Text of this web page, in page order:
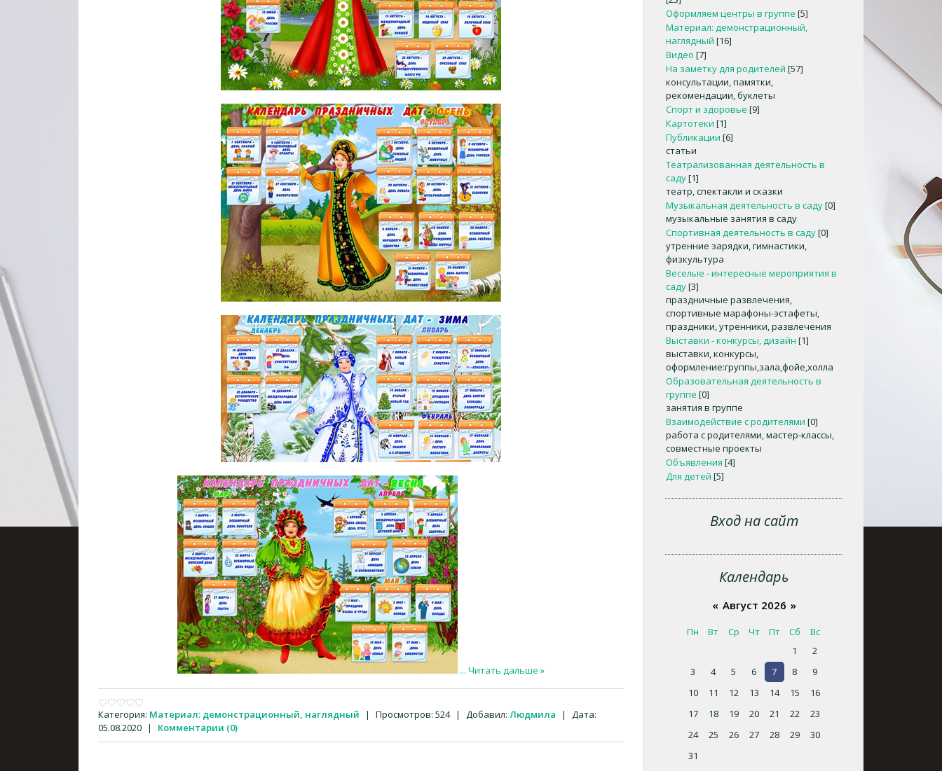
... Читать дальше »
Категория: Материал: демонстрационный, наглядный | Просмотров: 524 | Добавил: Людмила |
Дата:
05.08.2020 | Комментарии (0)
Оформляем центры в группе [5]
Материал: демонстрационный,
наглядный [16]
Видео [7]
На заметку для родителей [57]
консультации, памятки,
рекомендации, буклеты
Спорт и здоровье [9]
Картотеки [1]
Публикации [6]
статьи
Театрализованная деятельность в
саду[1]
театр, спектакли и сказки
Музыкальная деятельность в саду[0]
музыкальные занятия в саду
Спортивная деятельность в саду[0]
утренние зарядки, гимнастики,
физкультура
Веселые - интересные мероприятия в
саду[3]
праздничные развлечения,
спортивные марафоны-эстафеты,
праздники, утренники, развлечения
Выставки - конкурсы, дизайн [1]
выставки, конкурсы,
оформление:группы,зала,фойе,холла
Образовательная деятельность в
группе [0]
занятия в группе
Взаимодействие с родителями [0]
работа с родителями, мастер-классы,
совместные проекты
Объявления [4]
Для детей [5]
Вход на сайт
Календарь
« Август 2026 »
Пн Вт Ср Чт Пт Сб
Вс
1
2
3
4 5 6 7 8
9
10
11 12 13 14 15
16
17
18 19 20 21 22
23
24
25 26 27 28 29
30
31